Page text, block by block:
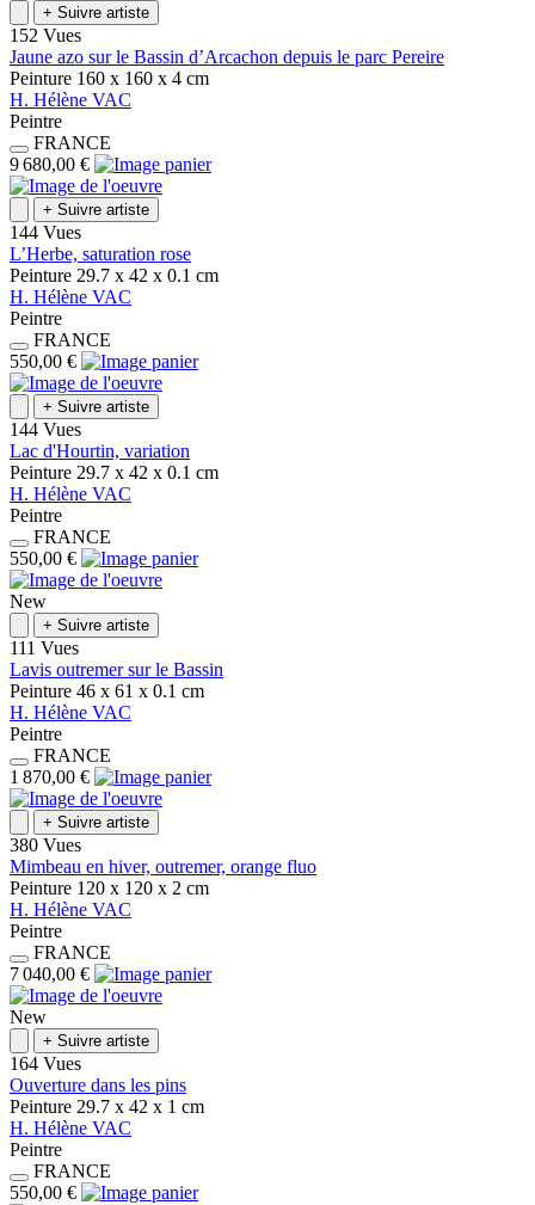
+ Suivre artiste
152 Vues
Jaune azo sur le Bassin d’Arcachon depuis le parc Pereire
Peinture 160 x 160 x 4 cm
H. Hélène VAC
Peintre
FRANCE
9 680,00 €
+ Suivre artiste
144 Vues
L’Herbe, saturation rose
Peinture 29.7 x 42 x 0.1 cm
H. Hélène VAC
Peintre
FRANCE
550,00 €
+ Suivre artiste
144 Vues
Lac d'Hourtin, variation
Peinture 29.7 x 42 x 0.1 cm
H. Hélène VAC
Peintre
FRANCE
550,00 €
New
+ Suivre artiste
111 Vues
Lavis outremer sur le Bassin
Peinture 46 x 61 x 0.1 cm
H. Hélène VAC
Peintre
FRANCE
1 870,00 €
+ Suivre artiste
380 Vues
Mimbeau en hiver, outremer, orange fluo
Peinture 120 x 120 x 2 cm
H. Hélène VAC
Peintre
FRANCE
7 040,00 €
New
+ Suivre artiste
164 Vues
Ouverture dans les pins
Peinture 29.7 x 42 x 1 cm
H. Hélène VAC
Peintre
FRANCE
550,00 €